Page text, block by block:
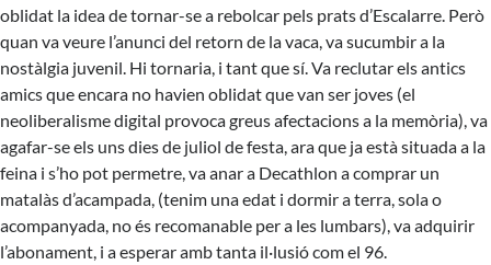
oblidat la idea de tornar-se a rebolcar pels prats d’Escalarre. Però
quan va veure l’anunci del retorn de la vaca, va sucumbir a la
nostàlgia juvenil. Hi tornaria, i tant que sí. Va reclutar els antics
amics que encara no havien oblidat que van ser joves (el
neoliberalisme digital provoca greus afectacions a la memòria), va
agafar-se els uns dies de juliol de festa, ara que ja està situada a la
feina i s’ho pot permetre, va anar a Decathlon a comprar un
matalàs d’acampada, (tenim una edat i dormir a terra, sola o
acompanyada, no és recomanable per a les lumbars), va adquirir
l’abonament, i a esperar amb tanta il·lusió com el 96.